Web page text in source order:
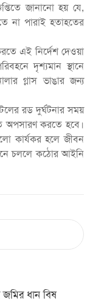
জানানো হয় যে,
না পারাই হতাহতের
এই নির্দেশ দেওয়া
দৃশ্যমান স্থানে
গ্লাস ভাঙার জন্য
রড দুর্ঘটনার সময়
অপসারণ করতে হবে।
কার্যকর হলে জীবন
চললে কঠোর আইনি
জমির ধান বিষ